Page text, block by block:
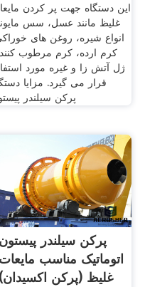
این دستگاه جهت پر کردن
غلیظ مانند عسل، سس
انواع شیره، روغن های
کرم ارده، کرم مرطوب
ژل آتش زا و غیره مورد
قرار می گیرد. مزایا
پرکن سیلندر
پرکن سیلندر پیستون
اتوماتیک مناسب مایعات
غلیظ (پرکن اکسیدان)